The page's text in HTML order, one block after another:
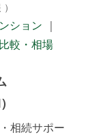
ション
｜
較・相場
相続サポー